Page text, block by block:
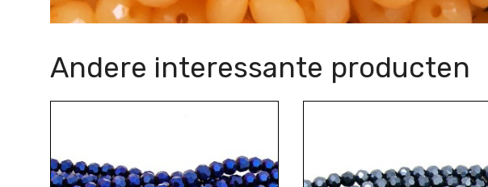
Andere interessante producten